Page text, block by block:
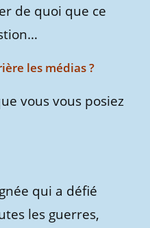
de quoi que ce
les médias ?
vous vous posiez
qui a défié
les guerres,